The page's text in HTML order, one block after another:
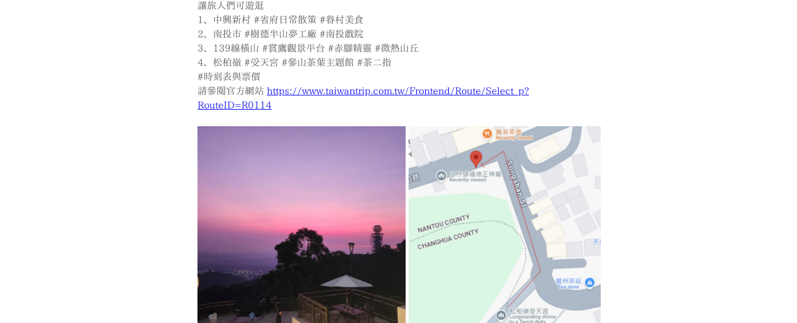
讓旅人們可遊逛
1、中興新村 #省府日常散策 #眷村美食
2、南投市 #樹德半山夢工廠 #南投戲院
3、139線橫山 #賞鷹觀景平台 #赤腳精靈 #微熱山丘
4、松柏嶺 #受天宮 #參山茶葉主題館 #茶二指
#時刻表與票價
請參閱官方網站 https://www.taiwantrip.com.tw/Frontend/Route/Select_p?
RouteID=R0114